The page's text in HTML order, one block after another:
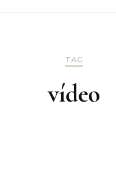
TAG
vídeo